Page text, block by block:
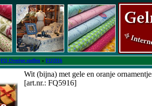
FQ Overige stoffen » FQ5916
Wit (bijna) met gele en oranje
[art.nr.: FQ5916]